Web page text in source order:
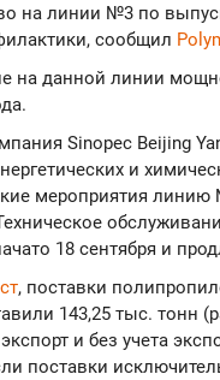
на линии №3 по
сообщил
на данной линии
Sinopec Beijing
и
мероприятия
18 сентября и
, поставки
143,25 тыс. тонн
и без учета
поставки